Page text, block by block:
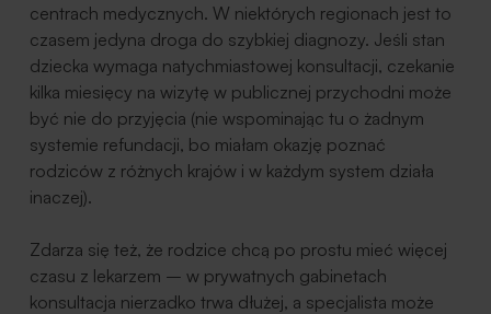
centrach medycznych. W niektórych regionach jest to
czasem jedyna droga do szybkiej diagnozy. Jeśli stan
dziecka wymaga natychmiastowej konsultacji, czekanie
kilka miesięcy na wizytę w publicznej przychodni może
być nie do przyjęcia (nie wspominając tu o żadnym
systemie refundacji, bo miałam okazję poznać
rodziców z różnych krajów i w każdym system działa
inaczej).
Zdarza się też, że rodzice chcą po prostu mieć więcej
czasu z lekarzem – w prywatnych gabinetach
konsultacja nierzadko trwa dłużej, a specjalista może